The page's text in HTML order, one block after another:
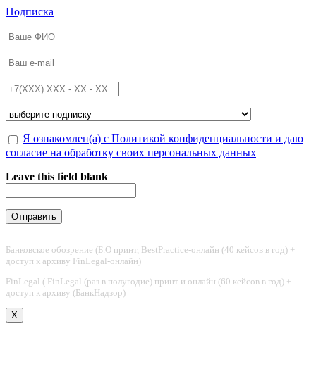
Перейти к основному содержанию
Подписка
ФИО*
Email*
Телефон*
Подписка на*
Обработка персональных данных*
Я ознакомлен(а) с Политикой конфиденциальности и даю
согласие на обработку своих персональных данных
Leave this field blank
Банковское обозрение (Б.О принт, BestPractice-онлайн (40 кейсов в год) +
доступ к архиву FinLegal-онлайн)
FinLegal ( FinLegal (раз в полугодие) принт и онлайн (60 кейсов в год) +
доступ к архиву (БанкНадзор)
X